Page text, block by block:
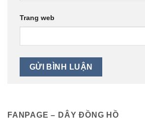
Trang web
FANPAGE – DÂY ĐỒNG HỒ